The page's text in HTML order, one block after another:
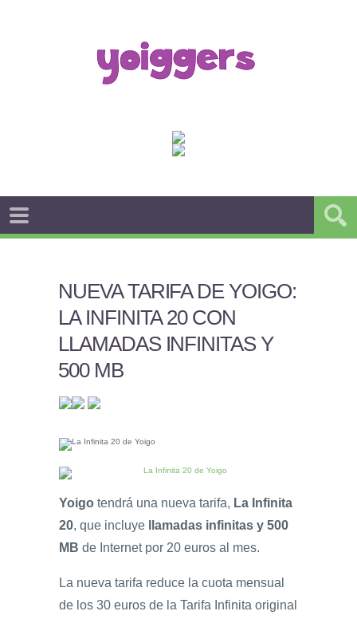
NUEVA TARIFA DE YOIGO:
LA INFINITA 20 CON
LLAMADAS INFINITAS Y
500 MB
Yoigo tendrá una nueva tarifa, La Infinita
20, que incluye
llamadas infinitas y 500
MB de Internet por 20 euros al mes.
La nueva tarifa reduce la cuota mensual
de los 30 euros de la Tarifa Infinita original